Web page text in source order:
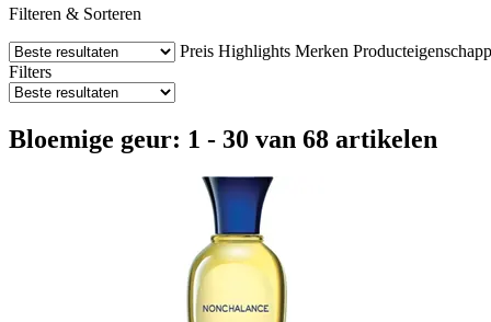
Filteren & Sorteren
Preis Highlights Merken
Filters
Bloemige geur: 1 - 30 van 68 artikelen